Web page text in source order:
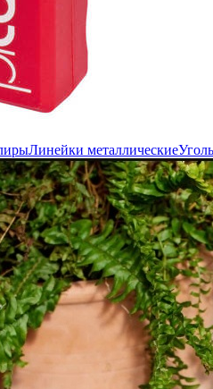
Линейки металлические